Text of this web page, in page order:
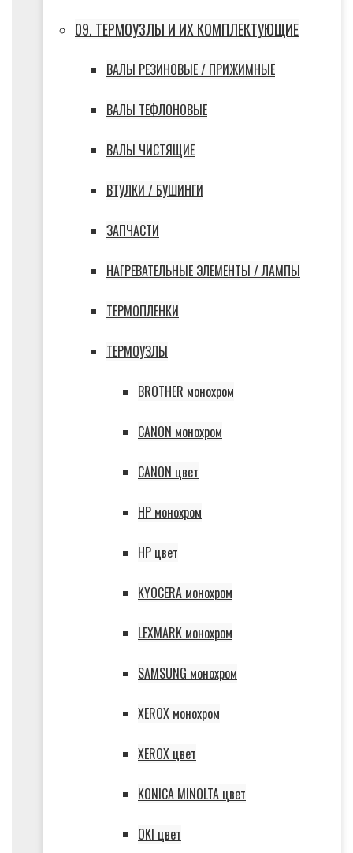
09. ТЕРМОУЗЛЫ И ИХ КОМПЛЕКТУЮЩИЕ
ВАЛЫ РЕЗИНОВЫЕ / ПРИЖИМНЫЕ
ВАЛЫ ТЕФЛОНОВЫЕ
ВАЛЫ ЧИСТЯЩИЕ
ВТУЛКИ / БУШИНГИ
ЗАПЧАСТИ
НАГРЕВАТЕЛЬНЫЕ ЭЛЕМЕНТЫ / ЛАМПЫ
ТЕРМОПЛЕНКИ
ТЕРМОУЗЛЫ
BROTHER монохром
CANON монохром
CANON цвет
HP монохром
HP цвет
KYOCERA монохром
LEXMARK монохром
SAMSUNG монохром
XEROX монохром
XEROX цвет
KONICA MINOLTA цвет
OKI цвет